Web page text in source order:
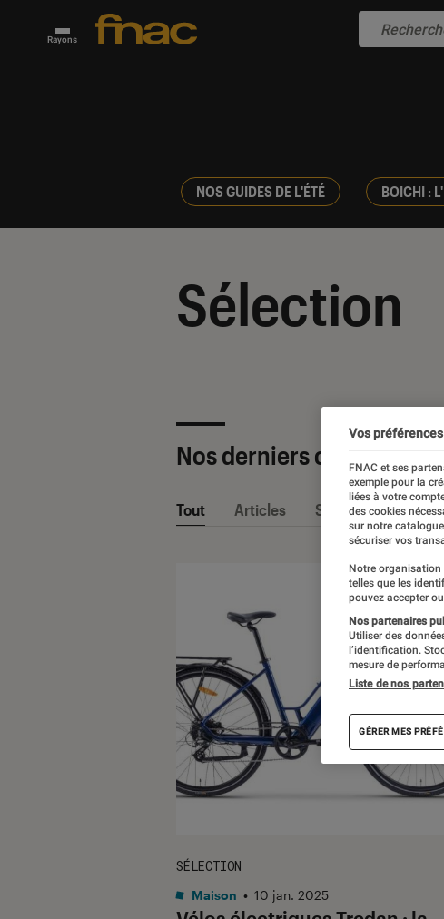
Rayons
NOS GUIDES DE L'ÉTÉ BOICHI :
Sélection
Nos derniers contenus
Tout Articles Sélections et
SÉLECTION
Maison • 10 jan. 2025
Vos
FNAC et ses
exemple pour la
liées à votre
des cookies
sur notre
sécuriser vos
Notre organisation
telles que les
pouvez accepter
Nos partenaires
Utiliser des
l’identification.
mesure de
Liste de nos
GÉRER MES